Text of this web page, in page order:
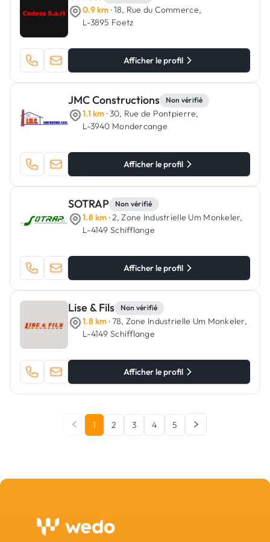
0.9 km · 18, Rue du Commerce,
L-3895 Foetz
Afficher le profil
JMC Constructions Non vérifié
1.1 km · 30, Rue de Pontpierre,
L-3940 Mondercange
Afficher le profil
SOTRAP Non vérifié
1.8 km · 2, Zone Industrielle Um Monkeler,
L-4149 Schifflange
Afficher le profil
Lise & Fils Non vérifié
1.8 km · 78, Zone Industrielle Um Monkeler,
L-4149 Schifflange
Afficher le profil
1 2 3 4 5